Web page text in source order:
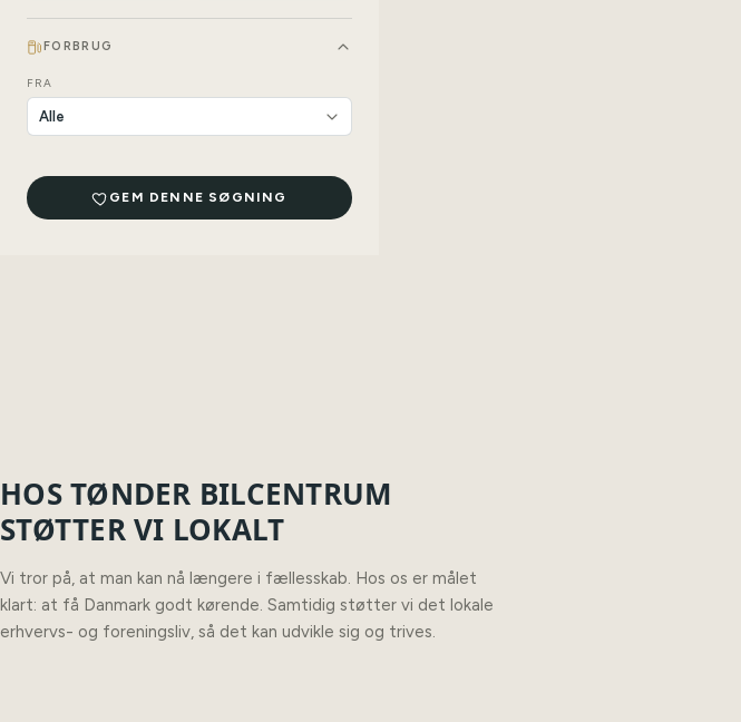
FORBRUG
FRA
GEM DENNE SØGNING
HOS TØNDER BILCENTRUM
STØTTER VI LOKALT
Vi tror på, at man kan nå længere i fællesskab. Hos os er målet
klart: at få Danmark godt kørende. Samtidig støtter vi det lokale
erhvervs- og foreningsliv, så det kan udvikle sig og trives.